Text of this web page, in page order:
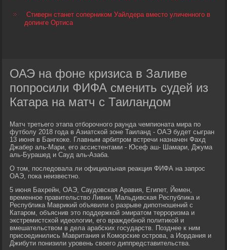
Стиверн станет соперником Уайлдера вместо уличенного в
допинге Ортиса
ОАЭ на фоне кризиса в Заливе
попросили ФИФА сменить судей из
Катара на матч с Таиландом
Матч третьего этапа отборочного раунда чемпионата мира по
футболу 2018 года в Азиатской зоне Таиланд - ОАЭ будет сыгран
13 июня в Бангкоке. Главным арбитром встречи назначен Фахд
Джабер аль-Мари, его ассистентами - Юсеф аш- Шамари, Джума
аль-Бурашед и Сауд аль-Азаба.
О том, последовала ли официальная реакция ФИФА на запрос
ОАЭ, пока неизвестно.
5 июня Бахрейн, ОАЭ, Саудовская Аравия, Египет, Йемен,
временное правительство Ливии, Мальдивская Республика и
Республика Маврикий объявили о разрыве дипотношений с
Катаром, объяснив это поддержкой эмиратом терроризма и
экстремистской идеологии, его враждебной политикой и
вмешательством в дела арабских государств. Позднее к ним
присоединились Мавритания и Коморские острова, а Иордания и
Джибути понизили уровень своего диппредставительства.